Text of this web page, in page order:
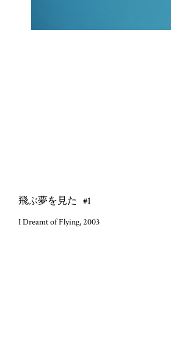
飛ぶ夢を見た #1
I Dreamt of Flying, 2003
飛ぶ夢を見た #2
I Dreamt of Flying, 2003